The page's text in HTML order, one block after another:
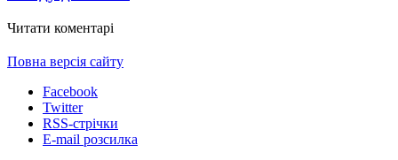
Читати коментарі
Повна версія сайту
Facebook
Twitter
RSS-стрічки
E-mail розсилка